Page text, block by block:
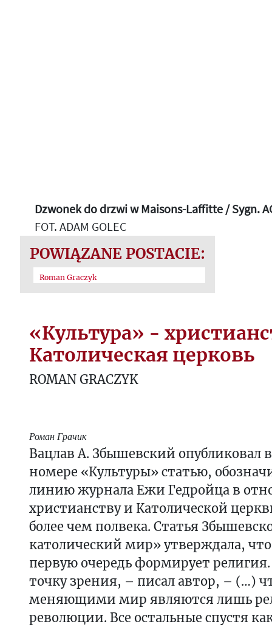
Dzwonek do drzwi w Maisons-Laffitte / Sygn.
FOT. ADAM GOLEC
POWIĄZANE POSTACIE:
Roman Graczyk
«Культура» -
Католическая церковь
ROMAN GRACZYK
Роман Грачик
Вацлав А. Збышевский опубликовал
номере «Культуры» статью,
линию журнала Ежи Гедройца в
христианству и Католической
более чем полвека. Статья
католический мир» утверждала,
первую очередь формирует
точку зрения, – писал автор, – (…)
меняющими мир являются лишь
революции. Все остальные спустя